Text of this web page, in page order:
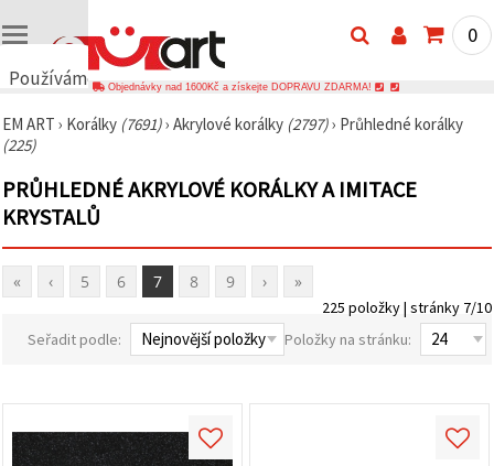
Používáme
🍪
Používáme
podobné
technologie,
abychom
webu,
při jeho
návštěvnost
0
Objednávky nad 1600Kč a získejte DOPRAVU ZDARMA!
EM ART › Korálky (7691)› Akrylové korálky (2797)› Průhledné korálky
(225)
PRŮHLEDNÉ AKRYLOVÉ KORÁLKY A IMITACE
KRYSTALŮ
« ‹ 5 6 7 8 9 › »
225 položky | stránky 7/10
Seřadit podle:
Položky na stránku: